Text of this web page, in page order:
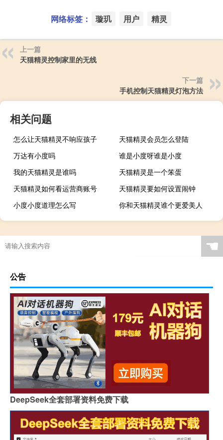
网络标签： 璇玑 用户 精灵
上一篇
天猫精灵控制家里的无线
下一篇
手机控制天猫精灵灯泡方法
相关问题
怎么让天猫精灵不响应孩子
天猫精灵会员怎么登陆
万达有小度吗
谁是小度呀谁是小度
我的天猫精灵是谁吗
天猫精灵是一个笨蛋
天猫精灵如何看运营商账号
天猫精灵要如何设置闹钟
小度小度道理怎么写
你和天猫精灵谁个更爱美人
☚
公告
DeepSeek全套部署资料免费下载